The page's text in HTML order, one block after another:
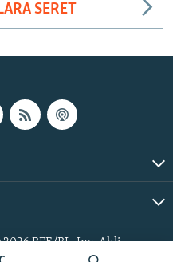
SERET
RFE/RL, Inc. Ähli